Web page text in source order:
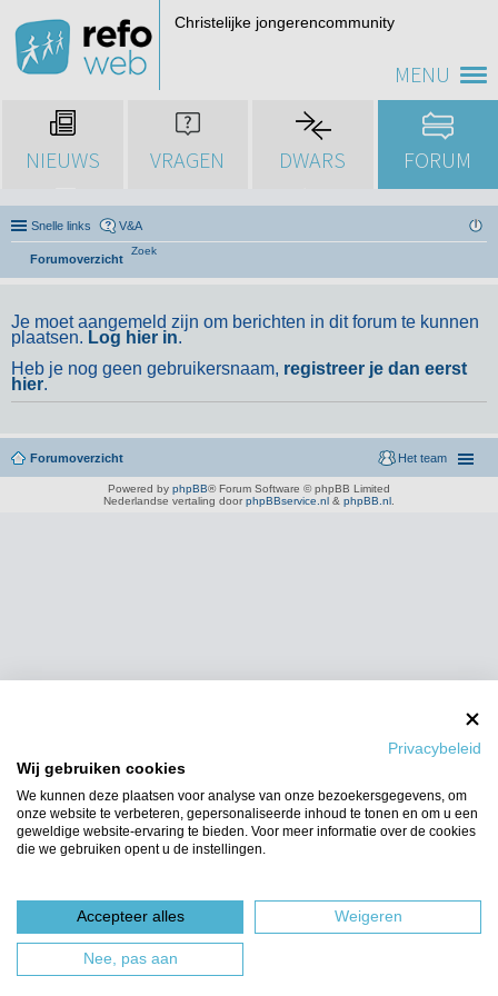
MENU
Christelijke jongerencommunity
NIEUWS VRAGEN DWARS FORUM
Snelle links V&A
Forumoverzicht
Zoek
Je moet aangemeld zijn om berichten in dit forum te kunnen
plaatsen. Log hier in.
Heb je nog geen gebruikersnaam, registreer je dan eerst
hier.
Forumoverzicht Het team
Powered by phpBB® Forum Software © phpBB Limited
Nederlandse vertaling door phpBBservice.nl & phpBB.nl
Privacybeleid
Wij gebruiken cookies
We kunnen deze plaatsen voor analyse van onze bezoekersgegevens, om
onze website te verbeteren, gepersonaliseerde inhoud te tonen en om u een
geweldige website-ervaring te bieden. Voor meer informatie over de cookies
die we gebruiken opent u de instellingen.
Accepteer alles Weigeren
Nee, pas aan